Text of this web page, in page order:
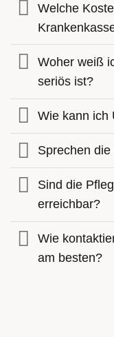
Welche
Woher weiß
seriös ist?
Wie kann ich
Sprechen
Sind die
erreichbar?
Wie
am besten?